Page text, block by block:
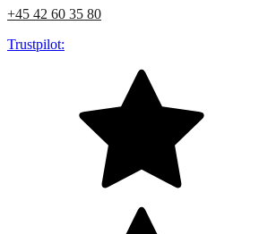
+45 42 60 35 80
Trustpilot: